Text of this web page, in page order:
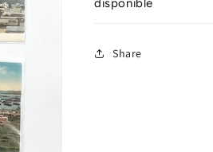
disponible
Share